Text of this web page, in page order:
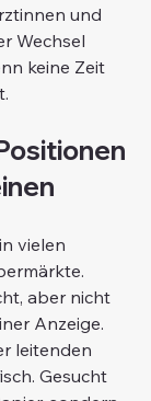
und
Wechsel
keine Zeit
vielen
aber nicht
Anzeige.
leitenden
Gesucht